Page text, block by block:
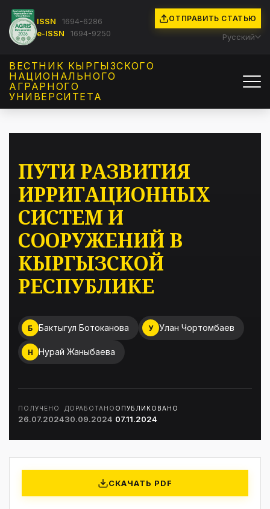
ISSN
1694-6286
e-ISSN
1694-9250
ОТПРАВИТЬ СТАТЬЮ
Русский
ВЕСТНИК КЫРГЫЗCКОГО
НАЦИОНАЛЬНОГО
АГРАРНОГО
УНИВЕРСИТЕТА
ПУТИ РАЗВИТИЯ
ИРРИГАЦИОННЫХ
СИСТЕМ И
СООРУЖЕНИЙ В
КЫРГЫЗСКОЙ
РЕСПУБЛИКЕ
Б Бактыгул Ботоканова У Улан Чортомбаев
Н Нурай Жаныбаева
ПОЛУЧЕНО
26.07.2024
ДОРАБОТАНО
30.09.2024
ОПУБЛИКОВАНО
07.11.2024
СКАЧАТЬ PDF